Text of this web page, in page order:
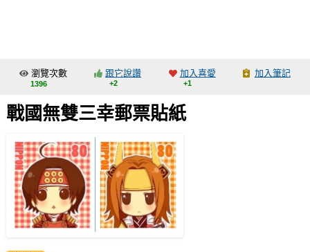
交流中心
攤位轉讓區
會員中心
註冊會員
登入
瀏覽次數
1396
跟它說讚
+2
加入喜愛
+1
加入筆記
戰國無雙三幸郵票貼紙